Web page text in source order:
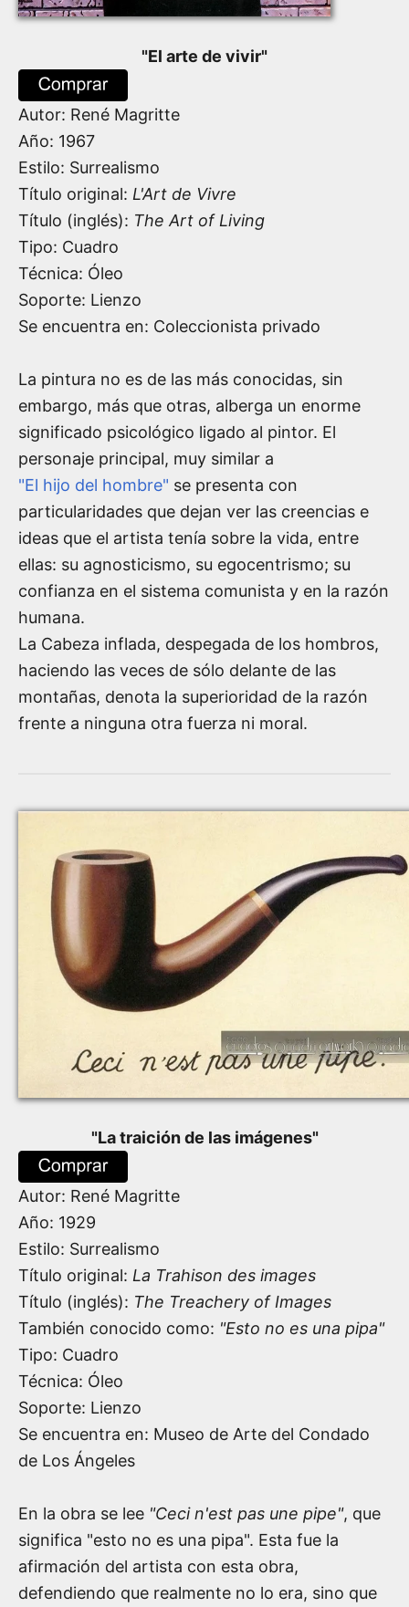
"El arte de vivir"
Autor: René Magritte
Año: 1967
Estilo: Surrealismo
Título original: L'Art de Vivre
Título (inglés): The Art of Living
Tipo: Cuadro
Técnica: Óleo
Soporte: Lienzo
Se encuentra en: Coleccionista privado
La pintura no es de las más conocidas, sin
embargo, más que otras, alberga un enorme
significado psicológico ligado al pintor. El
personaje principal, muy similar a
"El hijo del hombre" se presenta con
particularidades que dejan ver las creencias e
ideas que el artista tenía sobre la vida, entre
ellas: su agnosticismo, su egocentrismo; su
confianza en el sistema comunista y en la razón
humana.
La Cabeza inflada, despegada de los hombros,
haciendo las veces de sólo delante de las
montañas, denota la superioridad de la razón
frente a ninguna otra fuerza ni moral.
"La traición de las imágenes"
Autor: René Magritte
Año: 1929
Estilo: Surrealismo
Título original: La Trahison des images
Título (inglés): The Treachery of Images
También conocido como: "Esto no es una pipa"
Tipo: Cuadro
Técnica: Óleo
Soporte: Lienzo
Se encuentra en: Museo de Arte del Condado
de Los Ángeles
En la obra se lee "Ceci n'est pas une pipe", que
significa "esto no es una pipa". Esta fue la
afirmación del artista con esta obra,
defendiendo que realmente no lo era, sino que